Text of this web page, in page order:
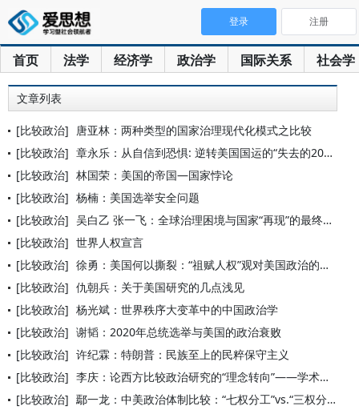
首页 法学 经济学 政治学 国际关系 社会学
登录 注册
文章列表
[比较政治] 唐亚林：两种类型的国家治理现代化模式之比较
[比较政治] 章永乐：从自信到恐惧: 逆转美国国运的“失去的20年”
[比较政治] 林国荣：美国的帝国—国家悖论
[比较政治] 杨楠：美国选举安全问题
[比较政治] 吴白乙 张一飞：全球治理困境与国家“再现”的最终逻辑
[比较政治] 世界人权宣言
[比较政治] 徐勇：美国何以撕裂：“祖赋人权”观对美国政治的解释
[比较政治] 仇朝兵：关于美国研究的几点浅见
[比较政治] 杨光斌：世界秩序大变革中的中国政治学
[比较政治] 谢韬：2020年总统选举与美国的政治衰败
[比较政治] 许纪霖：特朗普：民族至上的民粹保守主义
[比较政治] 李庆：论西方比较政治研究的“理念转向”——学术背景、基本历程
[比较政治] 鄢一龙：中美政治体制比较：“七权分工”vs.“三权分立”